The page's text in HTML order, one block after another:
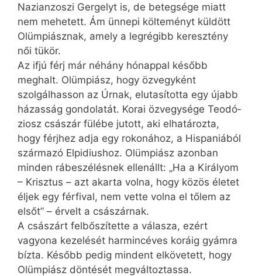
Nazian­zoszi Gergelyt is, de betegsége miatt
nem mehetett. Ám ünnepi költeményt küldött
Olüm­piásznak, amely a legrégibb keresztény
női tükör.
Az ifjú férj már néhány hónappal később
meghalt. Olümpiász, hogy özvegyként
szolgálhasson az Úrnak, elutasította egy újabb
házasság gondolatát. Korai özvegysége Teodó­
ziosz császár fülébe jutott, aki elhatározta,
hogy férjhez adja egy rokonához, a Hispa­niá­ból
származó Elpidiushoz. Olümpiász azonban
minden rábeszélésnek ellenállt: „Ha a Királyom
– Krisztus – azt akarta volna, hogy közös életet
éljek egy férfival, nem vette volna el tőlem az
elsőt” – érvelt a császárnak.
A császárt felbőszítette a válasza, ezért
vagyona kezelését harmincéves koráig gyámra
bízta. Később pedig mindent elkövetett, hogy
Olümpiász döntését megváltoztassa.